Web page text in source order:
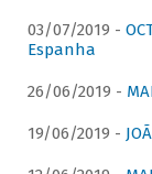
03/07/2019 -
Espanha
26/06/2019 -
19/06/2019 -